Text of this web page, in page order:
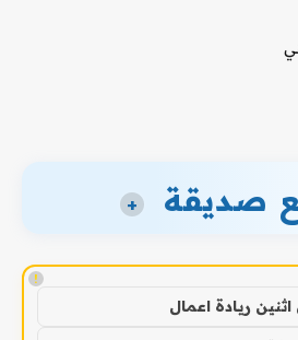
صديقة +
!
اثنين ريادة اعمال